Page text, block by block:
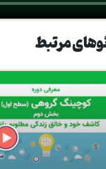
مرتبط